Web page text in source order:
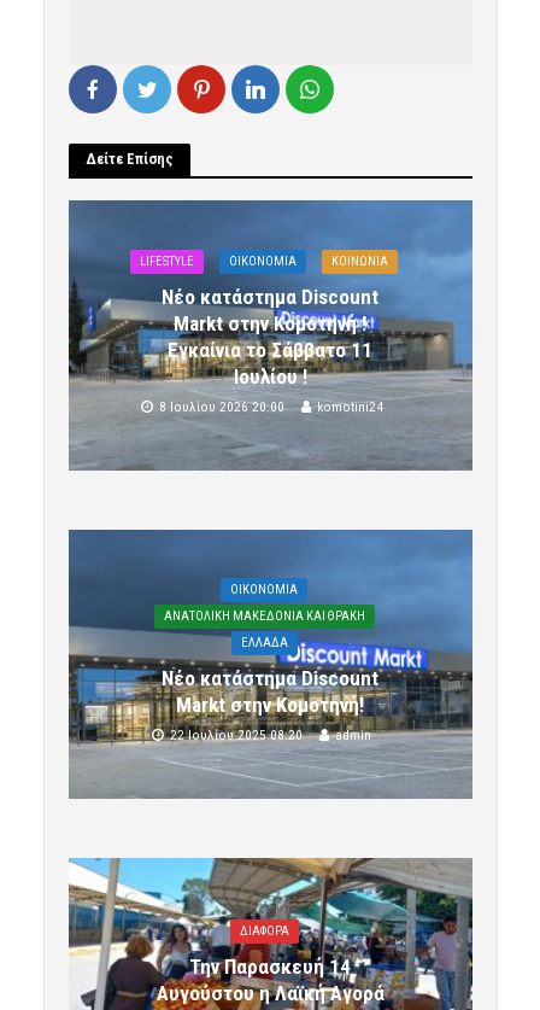
Δείτε Επίσης
LIFESTYLE OIKONOMIA ΚΟΙΝΩΝΙΑ
Νέο κατάστημα Discount
Markt στην Κομοτηνή !
Εγκαίνια το Σάββατο 11
Ιουλίου !
8 Ιουλίου 2026 20:00 komotini24
OIKONOMIA
ΑΝΑΤΟΛΙΚΗ ΜΑΚΕΔΟΝΙΑ ΚΑΙ ΘΡΑΚΗ
ΕΛΛΑΔΑ
Νέο κατάστημα Discount
Markt στην Κομοτηνή!
22 Ιουλίου 2025 08:20 admin
ΔΙΑΦΟΡΑ
Την Παρασκευή 14
Αυγούστου η Λαϊκή Αγορά